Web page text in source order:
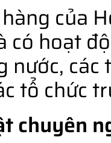
của
có hoạt
nước,
tổ chức
chuyên